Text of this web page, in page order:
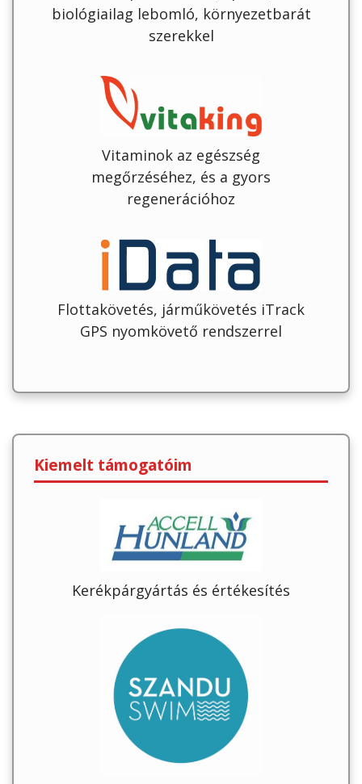
biológiailag lebomló, környezetbarát
szerekkel
Vitaminok az egészség
megőrzéséhez, és a gyors
regenerációhoz
Flottakövetés, járműkövetés iTrack
GPS nyomkövető rendszerrel
Kiemelt támogatóim
Kerékpárgyártás és értékesítés